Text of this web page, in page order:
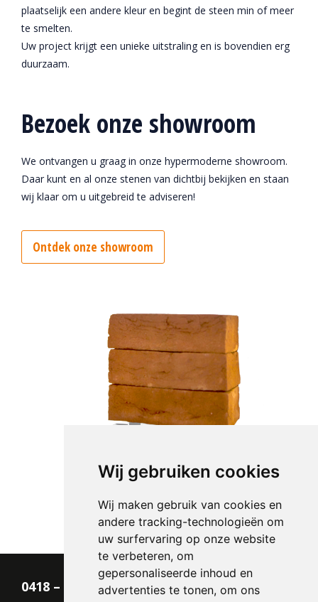
Wij gebruiken cookies
Wij maken gebruik van cookies en
andere tracking-technologieën om
uw surfervaring op onze website
te verbeteren, om
gepersonaliseerde inhoud en
advertenties te tonen, om ons
plaatselijk een andere kleur en begint de steen min of meer
te smelten.
Uw project krijgt een unieke uitstraling en is bovendien erg
duurzaam.
Bezoek onze showroom
We ontvangen u graag in onze hypermoderne showroom.
Daar kunt en al onze stenen van dichtbij bekijken en staan
wij klaar om u uitgebreid te adviseren!
Ontdek onze showroom
0418 – 55 22 21